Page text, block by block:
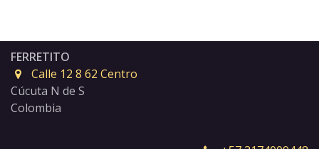
FERRETITO
Calle 12 8 62 Centro
Cúcuta N de S
Colombia